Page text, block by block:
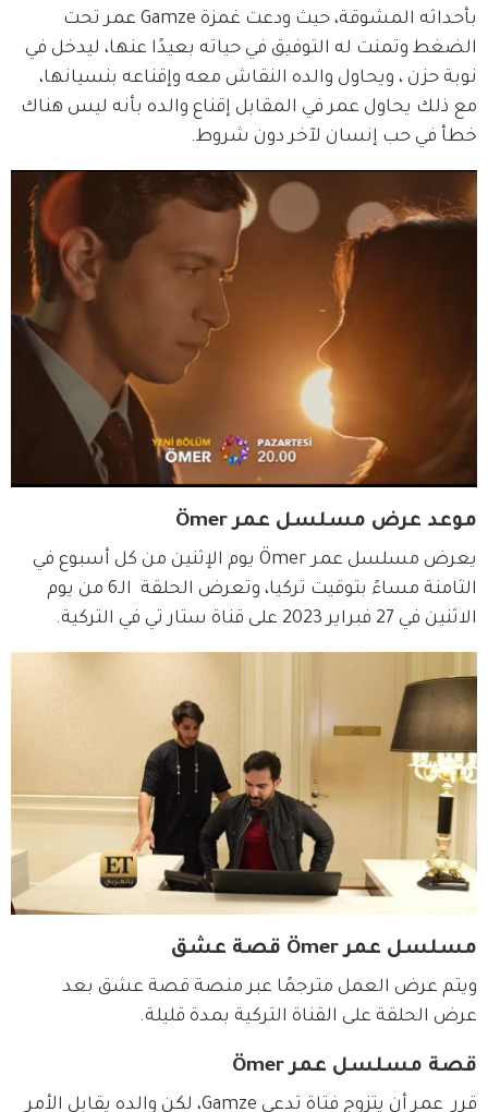
بأحداثه المشوقة، حيث ودعت غمزة Gamze عمر تحت
الضغط وتمنت له التوفيق في حياته بعيدًا عنها، ليدخل في
نوبة حزن ، ويحاول والده النقاش معه وإقناعه بنسيانها،
مع ذلك يحاول عمر في المقابل إقناع والده بأنه ليس هناك
خطأ في حب إنسان لآخر دون شروط.
موعد عرض مسلسل عمر Ömer
يعرض مسلسل عمر Ömer يوم الإثنين من كل أسبوع في
الثامنة مساءً بتوقيت تركيا، وتعرض الحلقة  الـ6 من يوم
الاثنين في 27 فبراير 2023 على قناة ستار تي في التركية.
مسلسل عمر Ömer قصة عشق
ويتم عرض العمل مترجمًا عبر منصة قصة عشق بعد
عرض الحلقة على القناة التركية بمدة قليلة.
قصة مسلسل عمر Ömer
قرر  عمر أن يتزوج فتاة تدعى Gamze، لكن والده يقابل الأمر